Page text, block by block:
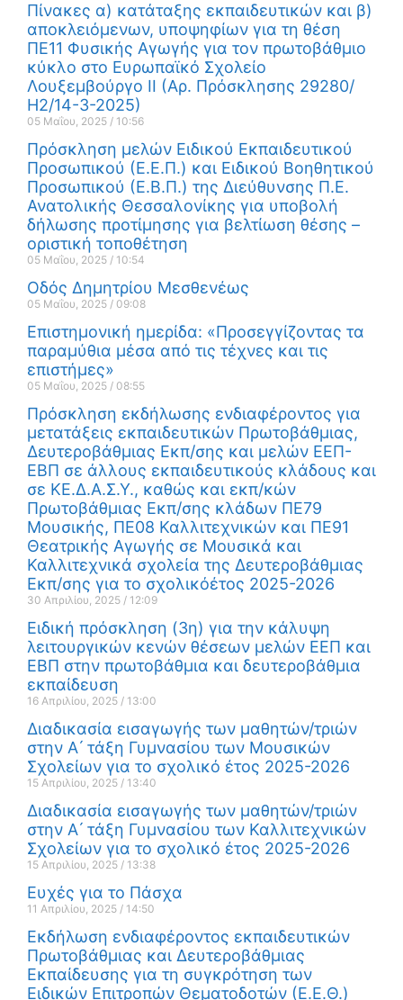
Πίνακες α) κατάταξης εκπαιδευτικών και β)
αποκλειόμενων, υποψηφίων για τη θέση
ΠΕ11 Φυσικής Αγωγής για τον πρωτοβάθμιο
κύκλο στο Ευρωπαϊκό Σχολείο
Λουξεμβούργο ΙΙ (Αρ. Πρόσκλησης 29280/
Η2/14-3-2025)
05 Μαΐου, 2025 10:56
Πρόσκληση μελών Ειδικού Εκπαιδευτικού
Προσωπικού (Ε.Ε.Π.) και Ειδικού Βοηθητικού
Προσωπικού (Ε.Β.Π.) της Διεύθυνσης Π.Ε.
Ανατολικής Θεσσαλονίκης για υποβολή
δήλωσης προτίμησης για βελτίωση θέσης –
οριστική τοποθέτηση
05 Μαΐου, 2025 10:54
Οδός Δημητρίου Μεσθενέως
05 Μαΐου, 2025 09:08
Επιστημονική ημερίδα: «Προσεγγίζοντας τα
παραμύθια μέσα από τις τέχνες και τις
επιστήμες»
05 Μαΐου, 2025 08:55
Πρόσκληση εκδήλωσης ενδιαφέροντος για
μετατάξεις εκπαιδευτικών Πρωτοβάθμιας,
Δευτεροβάθμιας Εκπ/σης και μελών ΕΕΠ-
ΕΒΠ σε άλλους εκπαιδευτικούς κλάδους και
σε ΚΕ.Δ.Α.Σ.Υ., καθώς και εκπ/κών
Πρωτοβάθμιας Εκπ/σης κλάδων ΠΕ79
Μουσικής, ΠΕ08 Καλλιτεχνικών και ΠΕ91
Θεατρικής Αγωγής σε Μουσικά και
Καλλιτεχνικά σχολεία της Δευτεροβάθμιας
Εκπ/σης για το σχολικόέτος 2025-2026
30 Απριλίου, 2025 12:09
Ειδική πρόσκληση (3η) για την κάλυψη
λειτουργικών κενών θέσεων μελών ΕΕΠ και
ΕΒΠ στην πρωτοβάθμια και δευτεροβάθμια
εκπαίδευση
16 Απριλίου, 2025 13:00
Διαδικασία εισαγωγής των μαθητών/τριών
στην Α ́ τάξη Γυμνασίου των Μουσικών
Σχολείων για το σχολικό έτος 2025-2026
15 Απριλίου, 2025 13:40
Διαδικασία εισαγωγής των μαθητών/τριών
στην Α ́ τάξη Γυμνασίου των Καλλιτεχνικών
Σχολείων για το σχολικό έτος 2025-2026
15 Απριλίου, 2025 13:38
Ευχές για το Πάσχα
11 Απριλίου, 2025 14:50
Εκδήλωση ενδιαφέροντος εκπαιδευτικών
Πρωτοβάθμιας και Δευτεροβάθμιας
Εκπαίδευσης για τη συγκρότηση των
Ειδικών Επιτροπών Θεματοδοτών (Ε.Ε.Θ.)